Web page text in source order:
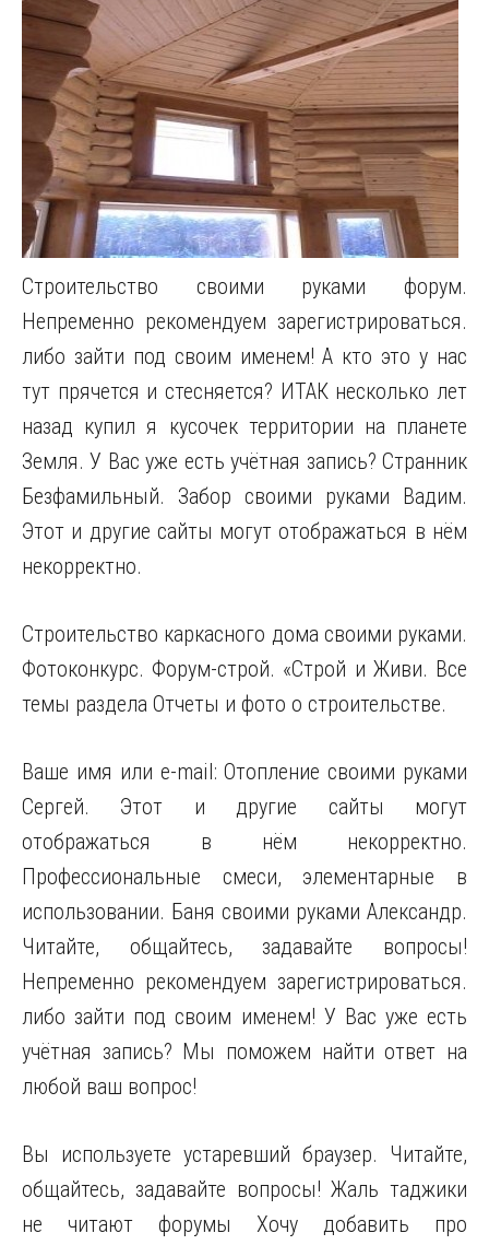
Строительство своими руками форум.
Непременно рекомендуем зарегистрироваться.
либо зайти под своим именем! А кто это у нас
тут прячется и стесняется? ИТАК несколько лет
назад купил я кусочек территории на планете
Земля. У Вас уже есть учётная запись? Странник
Безфамильный. Забор своими руками Вадим.
Этот и другие сайты могут отображаться в нём
некорректно.
Строительство каркасного дома своими руками.
Фотоконкурс. Форум-строй. «Строй и Живи. Все
темы раздела Отчеты и фото о строительстве.
Ваше имя или e-mail: Отопление своими руками
Сергей. Этот и другие сайты могут
отображаться в нём некорректно.
Профессиональные смеси, элементарные в
использовании. Баня своими руками Александр.
Читайте, общайтесь, задавайте вопросы!
Непременно рекомендуем зарегистрироваться.
либо зайти под своим именем! У Вас уже есть
учётная запись? Мы поможем найти ответ на
любой ваш вопрос!
Вы используете устаревший браузер. Читайте,
общайтесь, задавайте вопросы! Жаль таджики
не читают форумы Хочу добавить про